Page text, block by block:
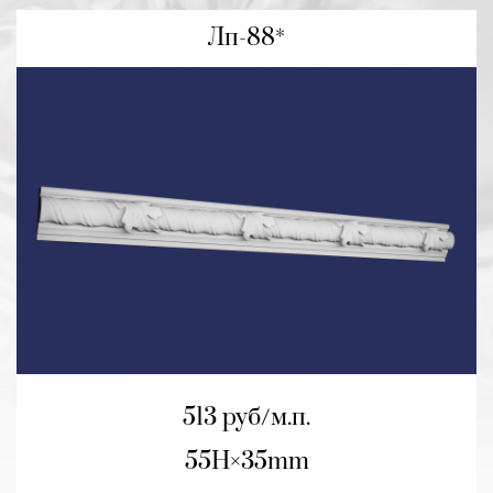
Лп-88*
513 руб/м.п.
55H 35mm